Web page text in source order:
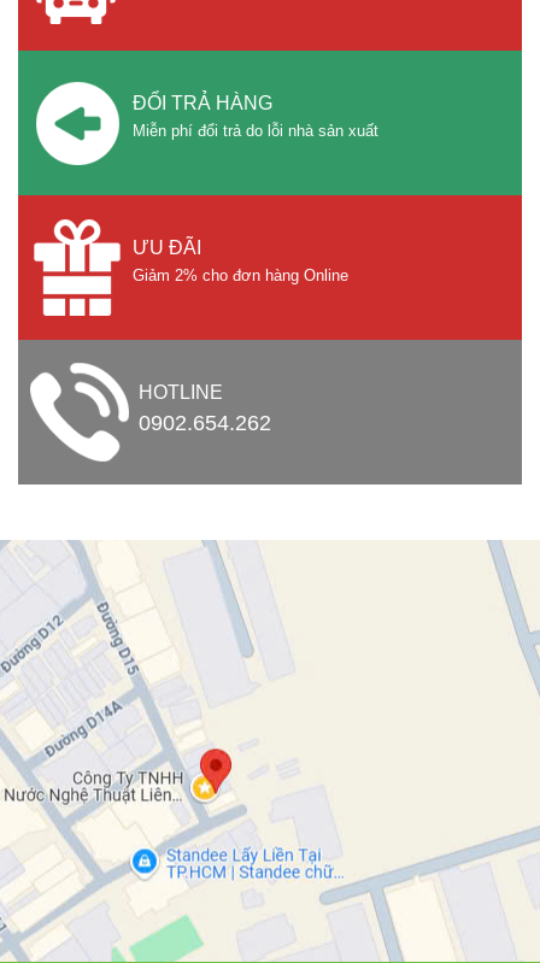
ĐỔI TRẢ HÀNG
Miễn phí đổi trả do lỗi nhà sản xuất
ƯU ĐÃI
Giảm 2% cho đơn hàng Online
HOTLINE
0902.654.262